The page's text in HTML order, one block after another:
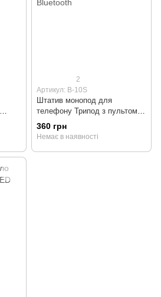
2
Артикул: B-10S
Штатив монопод для
телефону Трипод з пультом
та підсвічуванням 90см
Bluetooth
360 грн
Немає в наявності